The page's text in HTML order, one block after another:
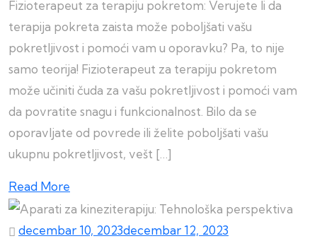
Fizioterapeut za terapiju pokretom: Verujete li da
terapija pokreta zaista može poboljšati vašu
pokretljivost i pomoći vam u oporavku? Pa, to nije
samo teorija! Fizioterapeut za terapiju pokretom
može učiniti čuda za vašu pokretljivost i pomoći vam
da povratite snagu i funkcionalnost. Bilo da se
oporavljate od povrede ili želite poboljšati vašu
ukupnu pokretljivost, vešt […]
Read More
decembar 10, 2023decembar 12, 2023